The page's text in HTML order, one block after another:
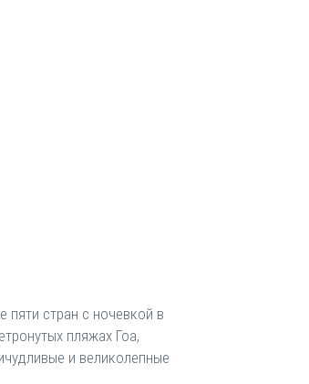
стран с ночевкой в
пляжах Гоа,
и великолепные